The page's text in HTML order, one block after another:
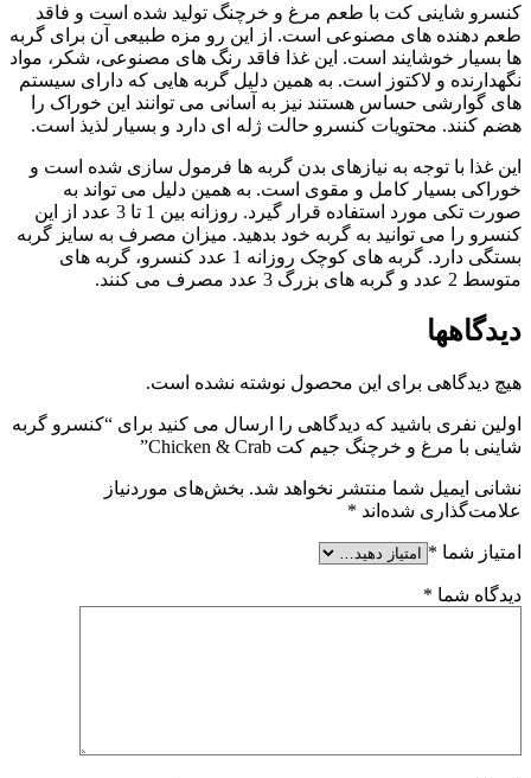
کنسرو شاینی کت با طعم مرغ و خرچنگ تولید شده است و فاقد
طعم دهنده های مصنوعی است. از این رو مزه طبیعی آن برای گربه
ها بسیار خوشایند است. این غذا فاقد رنگ های مصنوعی، شکر، مواد
نگهدارنده و لاکتوز است. به همین دلیل گربه هایی که دارای سیستم
های گوارشی حساس هستند نیز به آسانی می توانند این خوراک را
هضم کنند. محتویات کنسرو حالت ژله ای دارد و بسیار لذیذ است.
این غذا با توجه به نیازهای بدن گربه ها فرمول سازی شده است و
خوراکی بسیار کامل و مقوی است. به همین دلیل می تواند به
صورت تکی مورد استفاده قرار گیرد. روزانه بین 1 تا 3 عدد از این
کنسرو را می توانید به گربه خود بدهید. میزان مصرف به سایز گربه
بستگی دارد. گربه های کوچک روزانه 1 عدد کنسرو، گربه های
متوسط 2 عدد و گربه های بزرگ 3 عدد مصرف می کنند.
دیدگاهها
هیچ دیدگاهی برای این محصول نوشته نشده است.
اولین نفری باشید که دیدگاهی را ارسال می کنید برای “کنسرو گربه
شاینی با مرغ و خرچنگ جیم کت Chicken & Crab”
نشانی ایمیل شما منتشر نخواهد شد. بخش‌های موردنیاز
علامت‌گذاری شده‌اند *
امتیاز شما *
دیدگاه شما *